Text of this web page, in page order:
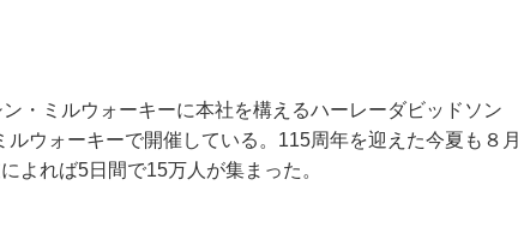
・ミルウォーキーに本社を構えるハーレーダビッドソン
ウォーキーで開催している。115周年を迎えた今夏も８月
よれば5日間で15万人が集まった。